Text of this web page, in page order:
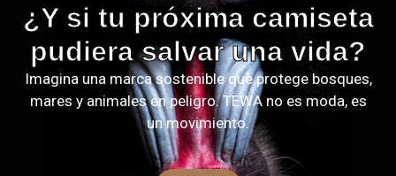
¿Y si tu próxima camiseta
pudiera salvar una vida?
Imagina una marca sostenible que protege bosques,
mares y animales en peligro. TEWA no es moda, es
un movimiento.